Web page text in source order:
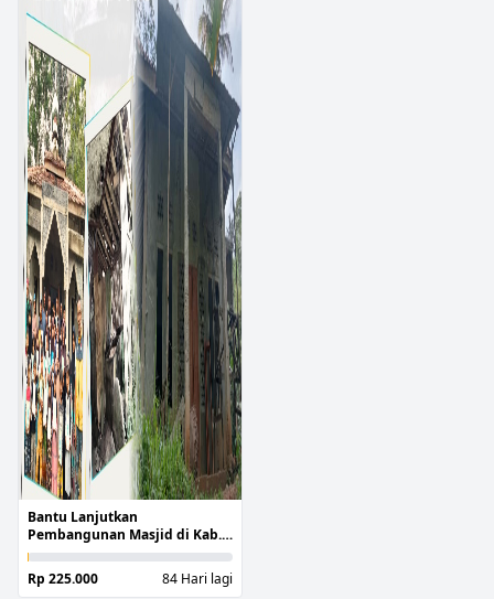
Bantu Lanjutkan
Pembangunan Masjid di Kab.
Cianjur
Rp 225.000
84 Hari lagi